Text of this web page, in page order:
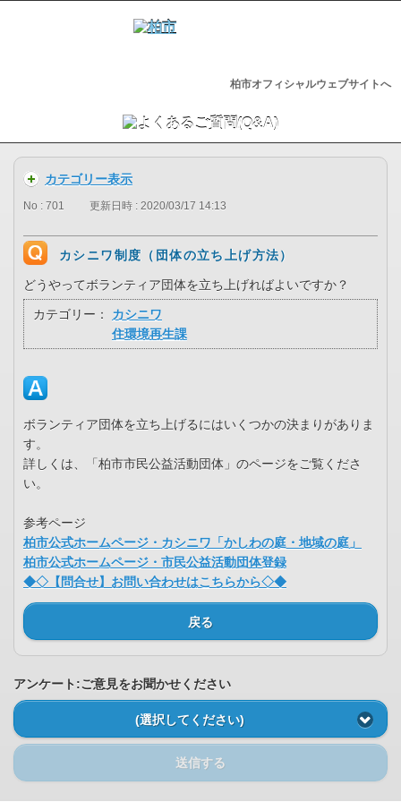
柏市オフィシャルウェブサイトへ
カテゴリー表示
No : 701 更新日時 : 2020/03/17 14:13
カシニワ制度（団体の立ち上げ方法）
どうやってボランティア団体を立ち上げればよいですか？
カテゴリー：
カシニワ
住環境再生課
ボランティア団体を立ち上げるにはいくつかの決まりがありま
す。
詳しくは、「柏市市民公益活動団体」のページをご覧くださ
い。
参考ページ
柏市公式ホームページ・カシニワ「かしわの庭・地域の庭」
柏市公式ホームページ・市民公益活動団体登録
◆◇【問合せ】お問い合わせはこちらから◇◆
戻る
アンケート:ご意見をお聞かせください
(選択してください)
送信する